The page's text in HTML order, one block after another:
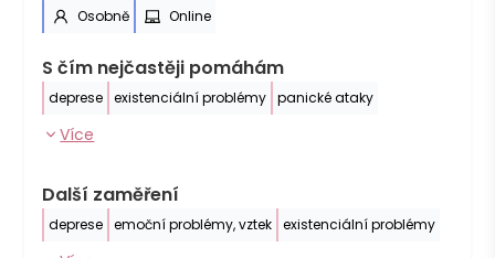
Osobně Online
S čím nejčastěji pomáhám
deprese existenciální problémy panické ataky
Více
Další zaměření
deprese emoční problémy, vztek existenciální problémy